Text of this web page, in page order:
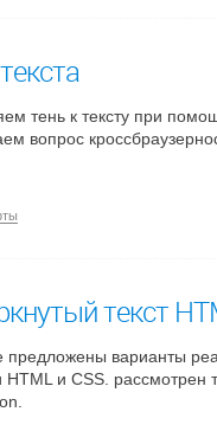
тень к тексту при
вопрос
текст
предложены варианты
и CSS. рассмотрен